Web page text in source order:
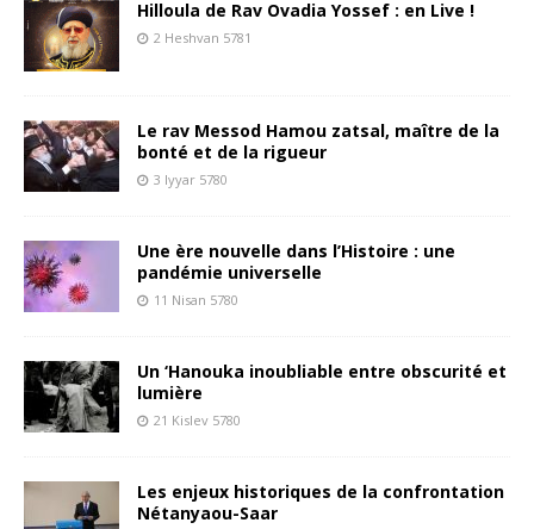
Hilloula de Rav Ovadia Yossef : en Live !
2 Heshvan 5781
Le rav Messod Hamou zatsal, maître de la
bonté et de la rigueur
3 Iyyar 5780
Une ère nouvelle dans l’Histoire : une
pandémie universelle
11 Nisan 5780
Un ‘Hanouka inoubliable entre obscurité et
lumière
21 Kislev 5780
Les enjeux historiques de la confrontation
Nétanyaou-Saar